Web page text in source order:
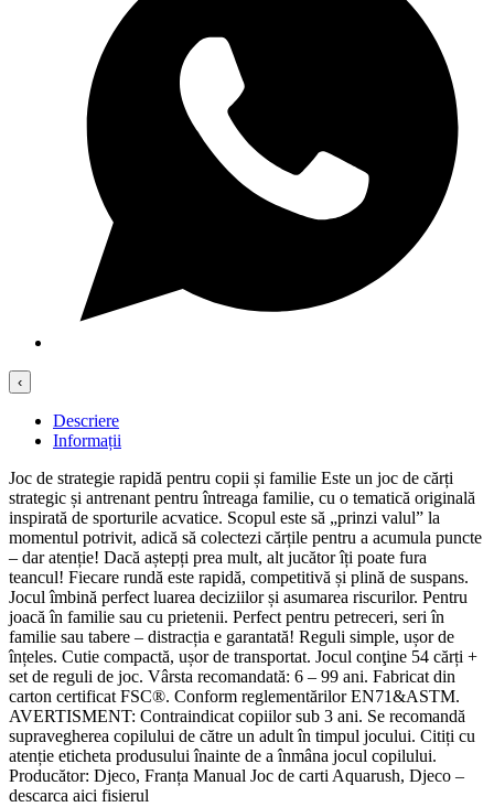
‹
Descriere
Informații
Joc de strategie rapidă pentru copii și familie Este un joc de cărți
strategic și antrenant pentru întreaga familie, cu o tematică originală
inspirată de sporturile acvatice. Scopul este să „prinzi valul” la
momentul potrivit, adică să colectezi cărțile pentru a acumula puncte
– dar atenție! Dacă aștepți prea mult, alt jucător îți poate fura
teancul! Fiecare rundă este rapidă, competitivă și plină de suspans.
Jocul îmbină perfect luarea deciziilor și asumarea riscurilor. Pentru
joacă în familie sau cu prietenii. Perfect pentru petreceri, seri în
familie sau tabere – distracția e garantată! Reguli simple, ușor de
înțeles. Cutie compactă, ușor de transportat. Jocul conţine 54 cărți +
set de reguli de joc. Vârsta recomandată: 6 – 99 ani. Fabricat din
carton certificat FSC®. Conform reglementărilor EN71&ASTM.
AVERTISMENT: Contraindicat copiilor sub 3 ani. Se recomandă
supravegherea copilului de către un adult în timpul jocului. Citiți cu
atenție eticheta produsului înainte de a înmâna jocul copilului.
Producător: Djeco, Franța Manual Joc de carti Aquarush, Djeco –
descarca aici fisierul